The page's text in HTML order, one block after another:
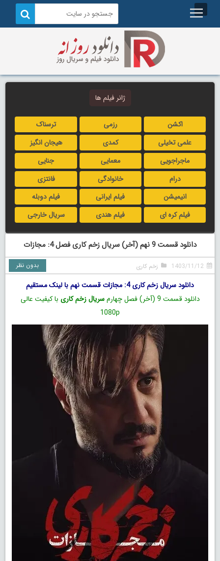
ژانر فیلم ها
اکشن رزمی
ترسناک
علمی تخیلی
کمدی
هیجان انگیز
ماجراجویی
معمایی
جنایی
درام
خانوادگی
فانتزی
انیمیشن
فیلم ایرانی
فیلم دوبله
فیلم کره ای
فیلم هندی سریال خارجی
دانلود قسمت 9 نهم (آخر) سریال زخم کاری فصل 4: مجازات
1403/11/12 زخم کاری بدون نظر
دانلود سریال زخم کاری 4: مجازات قسمت نهم با لینک مستقیم
دانلود قسمت 9 (آخر) فصل چهارم
سریال زخم کاری با کیفیت عالی
1080p